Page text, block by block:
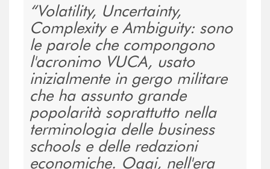
Volatility, Uncertainty,
Complexity e Ambiguity: sono
le parole che compongono
l'acronimo VUCA, usato
inizialmente in gergo militare
che ha assunto grande
popolarità soprattutto nella
terminologia delle business
schools e delle redazioni
economiche. Oggi, nell'era